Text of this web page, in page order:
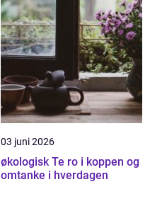
03 juni 2026
økologisk Te ro i koppen og
omtanke i hverdagen